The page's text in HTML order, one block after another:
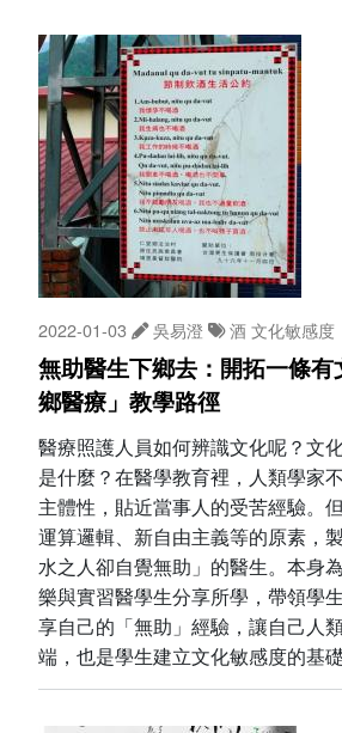
2022-01-03 吳易澄 酒文化敏感度
無助醫生下鄉去：開拓一條有
鄉醫療」教學路徑
醫療照護人員如何辨識文化呢？文
是什麼？在醫學教育裡，人類學家
主體性，貼近當事人的受苦經驗。
運算邏輯、新自由主義等的原素，
水之人卻自覺無助」的醫生。本身
樂與實習醫學生分享所學，帶領學
享自己的「無助」經驗，讓自己人
端，也是學生建立文化敏感度的基礎